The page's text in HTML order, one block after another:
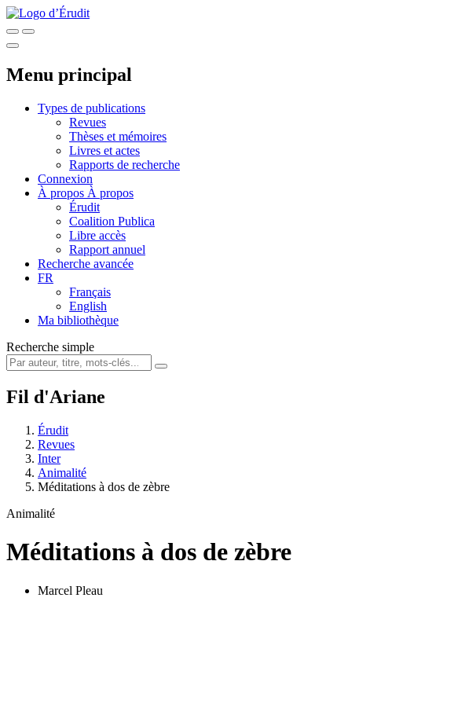
Menu principal
Types de publications
Revues
Thèses et mémoires
Livres et actes
Rapports de recherche
Connexion
À propos À propos
Érudit
Coalition Publica
Libre accès
Rapport annuel
Recherche avancée
FR
Français
English
Ma bibliothèque
Recherche simple
Fil d'Ariane
Érudit
Revues
Inter
Animalité
Méditations à dos de zèbre
Animalité
Méditations à dos de zèbre
Marcel Pleau